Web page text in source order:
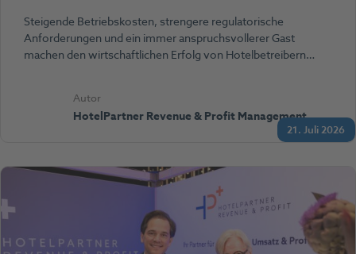
21. Juli 2026
Steigende Betriebskosten, strengere regulatorische
Anforderungen und ein immer anspruchsvollerer Gast
machen den wirtschaftlichen Erfolg von Hotelbetreibern…
Autor
HotelPartner Revenue & Profit Management